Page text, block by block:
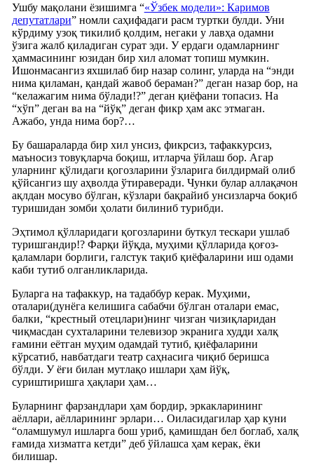
Ушбу мақолани ёзишимга “«Ўзбек модели»: Каримов
депутатлари” номли саҳифадаги расм туртки булди. Уни
кўрдиму узоқ тикилиб қолдим, негаки у лавҳа одамни
ўзига жалб қиладиган сурат эди. У ердаги одамларнинг
ҳаммасининг юзидан бир хил аломат топиш мумкин.
Ишонмасангиз яхшилаб бир назар солинг, уларда на “энди
нима қиламан, қандай жавоб бераман?” деган назар бор, на
“келажагим нима бўлади!?” деган қиёфани топасиз. На
“хўп” деган ва на “йўқ” деган фикр ҳам акс этмаган.
Ажабо, унда нима бор?…
Бу башараларда бир хил унсиз, фикрсиз, тафаккурсиз,
маъносиз товуқларча боқиш, итларча ўйлаш бор. Агар
уларнинг қўлидаги қогозларини ўзларига билдирмай олиб
қўйсангиз шу аҳволда ўтираверади. Чунки булар аллақачон
ақлдан мосуво бўлган, кўзлари бақрайиб унсизларча боқиб
туришидан зомби ҳолати билиниб турибди.
Эҳтимол қўлларидаги қогозларини буткул тескари ушлаб
туришгандир!? Фарқи йўқда, муҳими қўлларида қоғоз-
қаламлари борлиги, галстук тақиб қиёфаларини иш одами
каби тутиб олганликларида.
Буларга на тафаккур, на тадаббур керак. Муҳими,
оталари(дунёга келишига сабабчи бўлган оталари емас,
балки, “крестный отецлари)нинг чизган чизиқларидан
чиқмасдан сухталарини телевизор экранига худди халқ
ғамини еётган муҳим одамдай тутиб, қиёфаларини
кўрсатиб, навбатдаги театр саҳнасига чиқиб беришса
бўлди. У ёғи билан мутлақо ишлари ҳам йўқ,
суриштиришга ҳақлари ҳам…
Буларнинг фарзандлари ҳам бордир, эркакларининг
аёллари, аёлларининг эрлари… Оиласидагилар ҳар куни
“оламшумул ишларга бош уриб, қамишдан бел боглаб, халқ
ғамида хизматга кетди” деб ўйлашса ҳам керак, ёки
билишар.